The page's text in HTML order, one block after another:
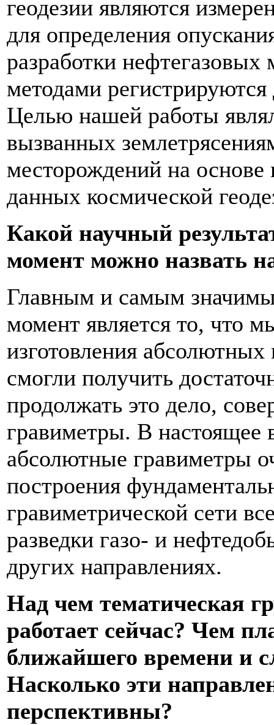
геодезии являются
для определения
разработки
методами
Целью нашей работы
вызванных
месторождений на основе
данных космической
Какой научный
момент можно назвать
Главным и самым
момент является то, что
изготовления
смогли получить
продолжать это дело,
гравиметры. В настоящее
абсолютные гравиметры
построения
гравиметрической сети
разведки газо- и
других направлениях.
Над чем тематическая
работает сейчас? Чем
ближайшего времени и
Насколько эти
перспективны?